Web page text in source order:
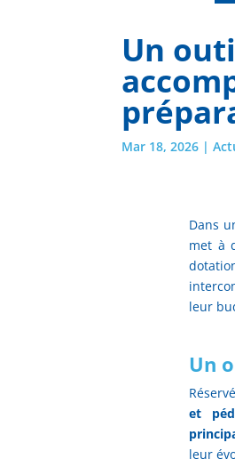
Un
Mar 18, 2026 |
Dans
met à
leur
Un
et
leur